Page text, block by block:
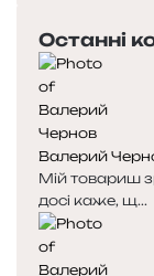
Останні
Валерий
Мій товариш
досі каже, щ...